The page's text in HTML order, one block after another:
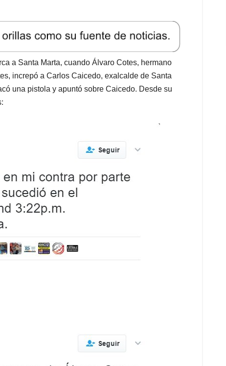
a Santa Marta, cuando Álvaro Cotes, hermano
increpó a Carlos Caicedo, exalcalde de Santa
una pistola y apuntó sobre Caicedo. Desde su